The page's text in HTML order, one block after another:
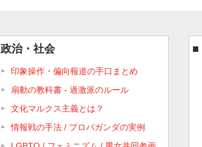
政治・社会
印象操作・偏向報道の手口まとめ
扇動の教科書 - 過激派のルール
文化マルクス主義とは？
情報戦の手法 / プロパガンダの実例